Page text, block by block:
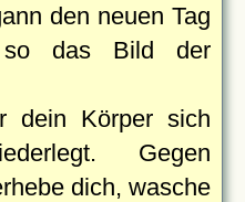
den neuen Tag
so das Bild der
dein Körper sich
Gegen
dich, wasche